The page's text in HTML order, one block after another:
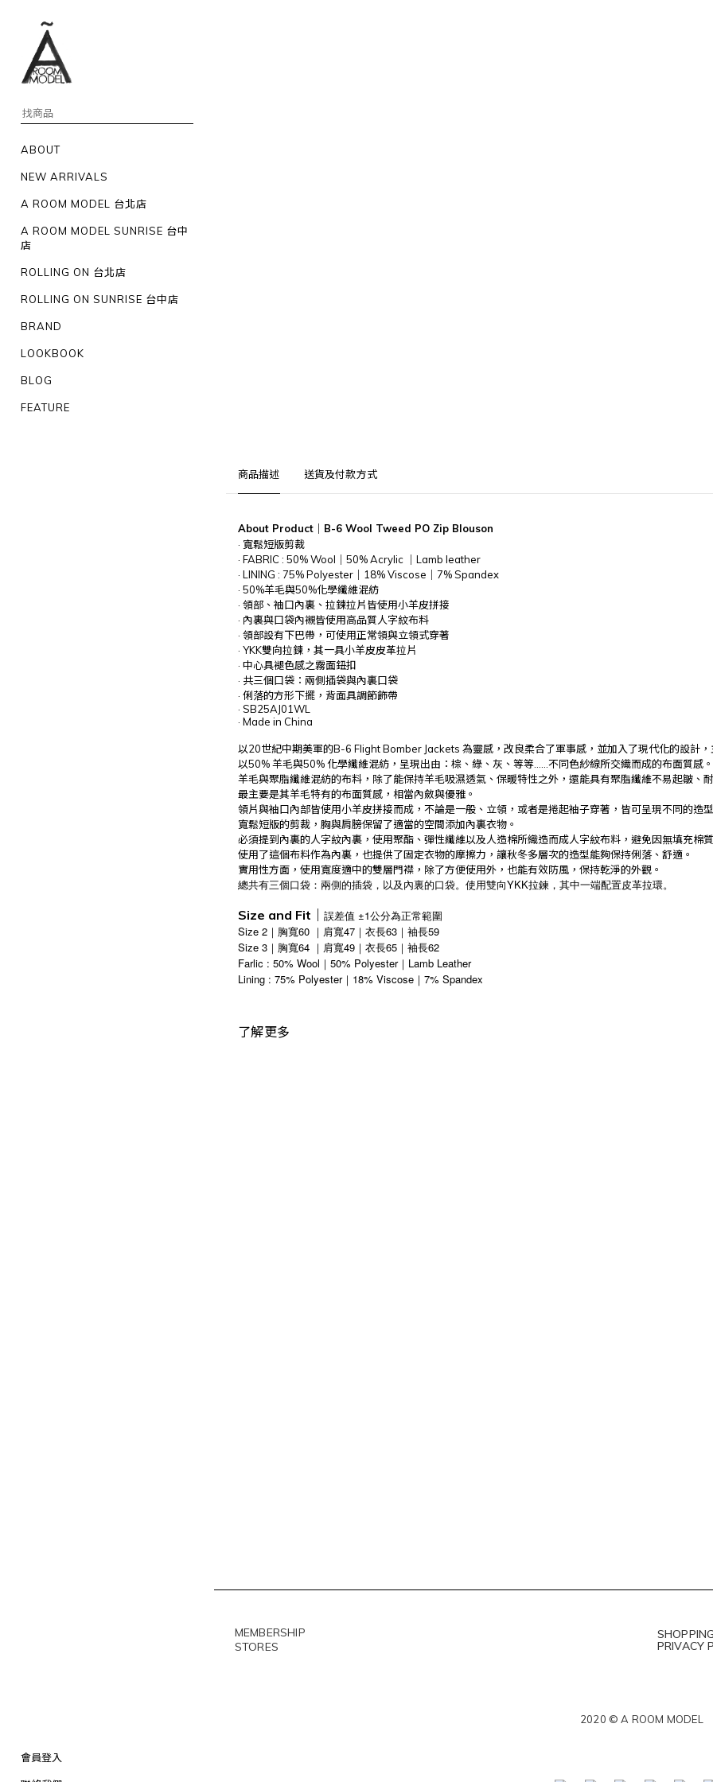
ABOUT
NEW ARRIVALS
A ROOM MODEL 台北店
A ROOM MODEL SUNRISE 台中
店
ROLLING ON 台北店
ROLLING ON SUNRISE 台中店
BRAND
LOOKBOOK
BLOG
FEATURE
會員登入
商品描述 送貨及付款方式
About Product｜ B-6 Wool Tweed PO Zip Blouson
· 寬鬆短版剪裁
· FABRIC : 50% Wool｜50% Acrylic ｜Lamb leather
· LINING : 75% Polyester｜18% Viscose｜7% Spandex
· 50%羊毛與50%化學纖維混紡
· 領部、袖口內裏、拉鍊拉片皆使用小羊皮拼接
· 內裏與口袋內襯皆使用高品質人字紋布料
· 領部設有下巴帶，可使用正常領與立領式穿著
· YKK雙向拉鍊，其一具小羊皮皮革拉片
· 中心具褪色感之霧面鈕扣
· 共三個口袋：兩側插袋與內裏口袋
· 俐落的方形下擺，背面具調節飾帶
· SB25AJ01WL
· Made in China
以20世紀中期美軍的B-6 Flight Bomber Jackets 為靈感，改良柔合了軍事感，並加入了現代化的設計
以50% 羊毛與50% 化學纖維混紡，呈現出由：棕、綠、灰、等等......不同色紗線所交織而成的布面質感。
羊毛與聚脂纖維混紡的布料，除了能保持羊毛吸濕透氣、保暖特性之外，還能具有聚脂纖維不易起皺、
最主要是其羊毛特有的布面質感，相當內斂與優雅。
領片與袖口內部皆使用小羊皮拼接而成，不論是一般、立領，或者是捲起袖子穿著，皆可呈現不同的造
寬鬆短版的剪裁，胸與肩膀保留了適當的空間添加內裏衣物。
必須提到內裏的人字紋內裏，使用聚酯、彈性纖維以及人造棉所織造而成人字紋布料，避免因無填充棉
使用了這個布料作為內裏，也提供了固定衣物的摩擦力，讓秋冬多層次的造型能夠保持俐落、舒適。
實用性方面，使用寬度適中的雙層門襟，除了方便使用外，也能有效防風，保持乾淨的外觀。
總共有三個口袋：兩側的插袋，以及內裏的口袋。使用雙向YKK拉鍊，其中一端配置皮革拉環。
Size and Fit｜ 誤差值 ±1公分為正常範圍
Size 2｜胸寬60 ｜肩寬47｜衣長63｜袖長59
Size 3｜ 胸寬64 ｜ 肩寬49｜ 衣長65｜ 袖長62
Farlic : 50% Wool｜50% Polyester｜Lamb Leather
Lining : 75% Polyester｜ 18% Viscose｜ 7% Spandex
了解更多
MEMBERSHIP
STORES
PRIVACY
2020 © A ROOM MODEL